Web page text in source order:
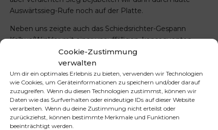
Cookie-Zustimmung
verwalten
Um dir ein optimales Erlebnis zu bieten, verwenden wir Technologien
wie Cookies, um Geräteinformationen zu speichern und/oder darauf
zuzugreifen. Wenn du diesen Technologien zustimmst, können wir
Daten wie das Surfverhalten oder eindeutige IDs auf dieser Website
verarbeiten. Wenn du deine Zustimmung nicht erteilst oder
zurückziehst, können bestimmte Merkmale und Funktionen
beeinträchtigt werden.
Auswärtssieg-Rufe noch auf der Platte.
Neben uns zeigte auch das Schiedsrichter-Gespann
Kalbus/Winkler mit einer unauffälligen, konsequenten
Linie eine sehr starke Leistung. Sie hatten keinerlei
Probleme das faire Spiel zu leiten.
Folgende Spielerinnen glänzten in Flensburg in einer
wahren Stjernstunde: Emily Hutschreuther (Tor), Antonia
Möllers (Tor) – , Melanie Heß (7), Sina Eichholz (7/2), Solveig
Korth (3), Sina Hallmann (2), Jette Harms (2) Karo Koch (2),
), Jana Dombrowski (1), Sinja Hartmann,